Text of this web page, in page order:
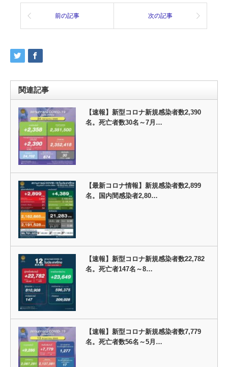
前の記事 次の記事
関連記事
【速報】新型コロナ新規感染者数2,390
名。死亡者数30名～7月…
【最新コロナ情報】新規感染者数2,899
名。国内間感染者2,80…
【速報】新型コロナ新規感染者数22,782
名。死亡者147名～8…
【速報】新型コロナ新規感染者数7,779
名。死亡者数56名～5月…